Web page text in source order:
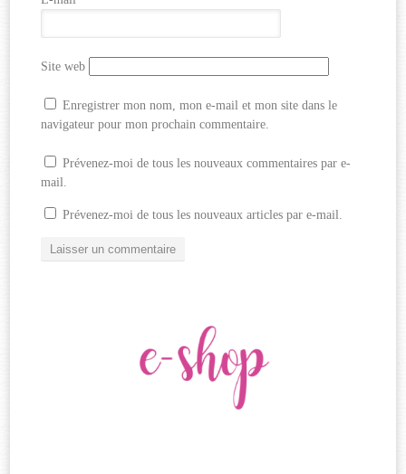
Site web
Enregistrer mon nom, mon e-mail et mon site dans le
navigateur pour mon prochain commentaire.
Prévenez-moi de tous les nouveaux commentaires par e-
mail.
Prévenez-moi de tous les nouveaux articles par e-mail.